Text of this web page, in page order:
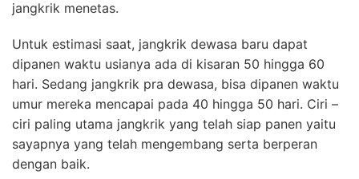
jangkrik menetas.
Untuk estimasi saat, jangkrik dewasa baru dapat
dipanen waktu usianya ada di kisaran 50 hingga 60
hari. Sedang jangkrik pra dewasa, bisa dipanen waktu
umur mereka mencapai pada 40 hingga 50 hari. Ciri –
ciri paling utama jangkrik yang telah siap panen yaitu
sayapnya yang telah mengembang serta berperan
dengan baik.